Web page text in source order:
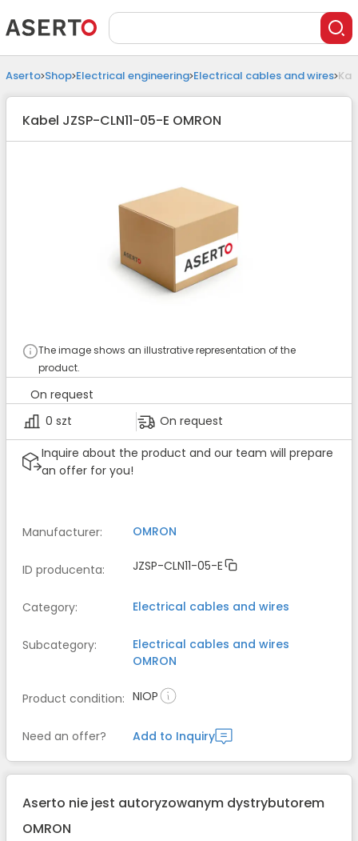
Aserto Shop Electrical engineering Electrical cables and wires
Kabel JZSP-CLN11-05-E OMRON
The image shows an illustrative representation of the
product.
On request
0 szt
On request
Inquire about the product and our team will prepare
an offer for you!
Manufacturer: OMRON
ID producenta: JZSP-CLN11-05-E
Category: Electrical cables and wires
Subcategory:
Electrical cables and wires
OMRON
Product condition: NIOP
Need an offer? Add to Inquiry
Aserto nie jest autoryzowanym dystrybutorem
OMRON